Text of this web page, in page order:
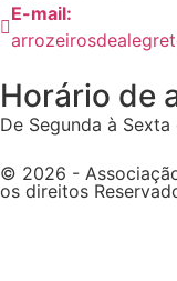
E-mail:
Horário de
De Segunda à
© 2026 -
os direitos